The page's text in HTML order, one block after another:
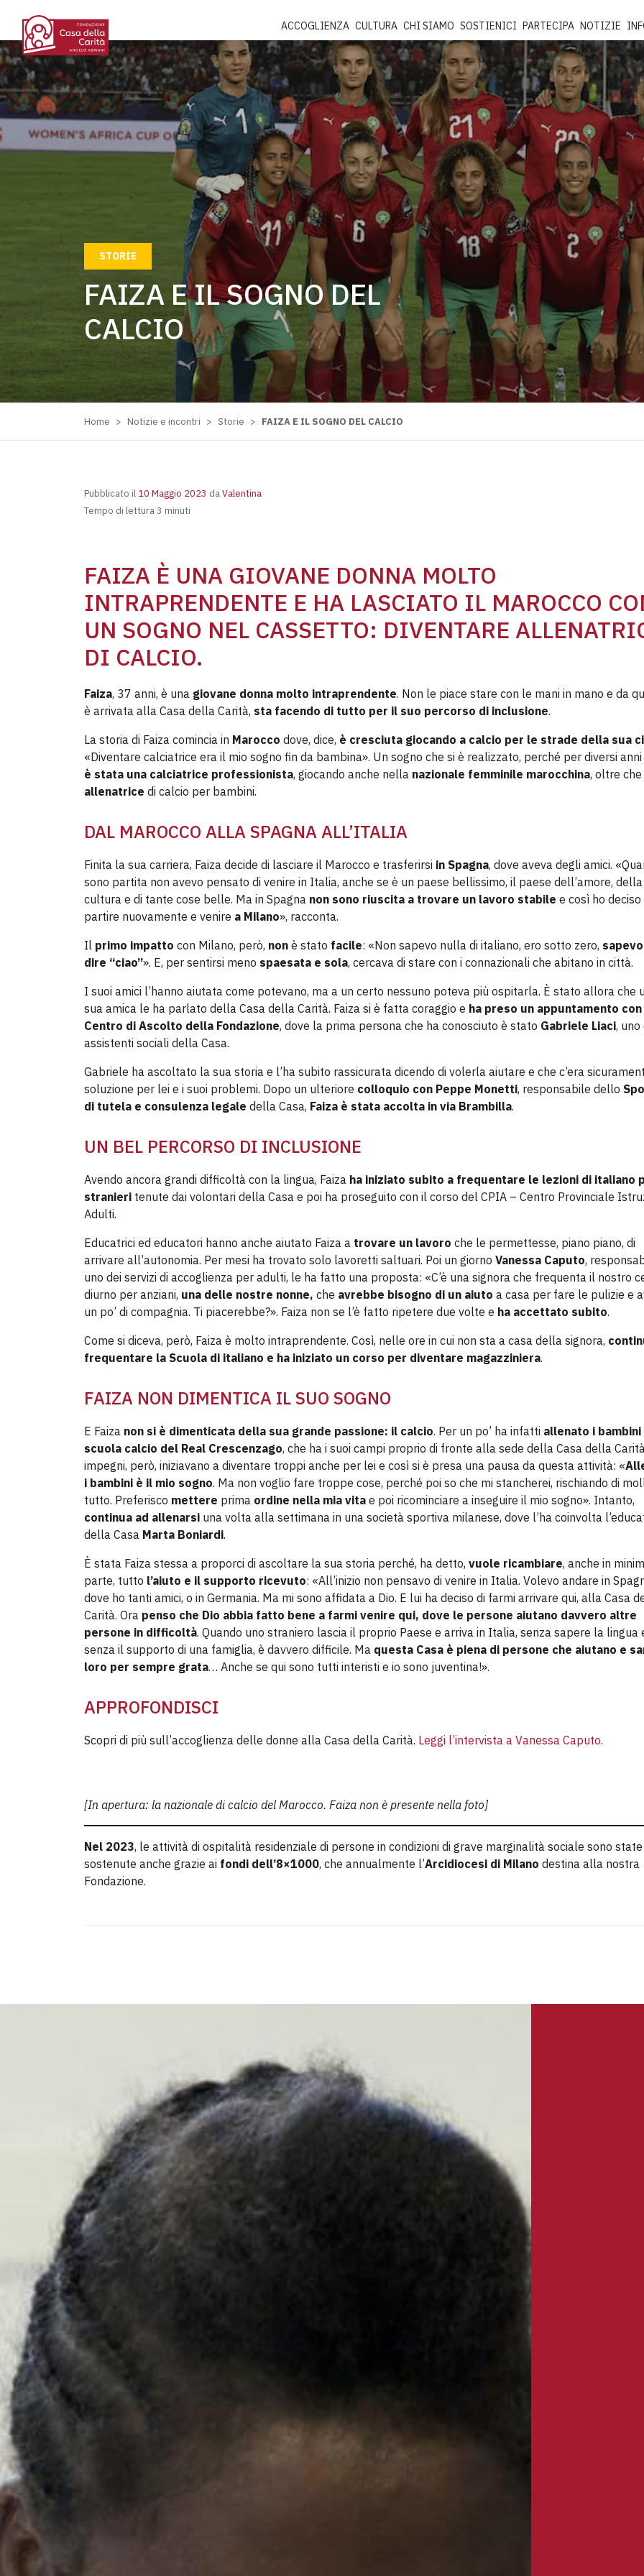
ACCOGLIENZA CULTURA CHI SIAMO SOSTIENICI PARTECIPA NOTIZIE
STORIE
FAIZA E IL SOGNO DEL
CALCIO
Home > Notizie e incontri > Storie > FAIZA E IL SOGNO DEL CALCIO
Pubblicato il 10 Maggio 2023 daValentina
Tempo di lettura 3 minuti
FAIZA È UNA GIOVANE DONNA MOLTO
INTRAPRENDENTE E HA LASCIATO IL MAROCCO
UN SOGNO NEL CASSETTO: DIVENTARE
DI CALCIO.
Faiza, 37 anni, è una giovane donna molto intraprendente. Non le piace stare con le mani in mano e da
è arrivata alla Casa della Carità, sta facendo di tutto per il suo percorso di inclusione.
La storia di Faiza comincia in Marocco dove, dice, è cresciuta giocando a calcio per le strade della sua
«Diventare calciatrice era il mio sogno fin da bambina». Un sogno che si è realizzato, perché per diversi anni
è stata una calciatrice professionista, giocando anche nella nazionale femminile marocchina, oltre che
allenatrice di calcio per bambini.
DAL MAROCCO ALLA SPAGNA ALL’ITALIA
Finita la sua carriera, Faiza decide di lasciare il Marocco e trasferirsi in Spagna, dove aveva degli amici.
sono partita non avevo pensato di venire in Italia, anche se è un paese bellissimo, il paese dell’amore, della
cultura e di tante cose belle. Ma in Spagna non sono riuscita a trovare un lavoro stabile e così ho deciso
partire nuovamente e venire a Milano», racconta.
Il primo impatto con Milano, però, non è stato facile: «Non sapevo nulla di italiano, ero sotto zero,
dire “ciao”». E, per sentirsi meno spaesata e sola, cercava di stare con i connazionali che abitano in città.
I suoi amici l’hanno aiutata come potevano, ma a un certo nessuno poteva più ospitarla. È stato allora che
sua amica le ha parlato della Casa della Carità. Faiza si è fatta coraggio e ha preso un appuntamento
Centro di Ascolto della Fondazione, dove la prima persona che ha conosciuto è stato Gabriele Liaci,
assistenti sociali della Casa.
Gabriele ha ascoltato la sua storia e l’ha subito rassicurata dicendo di volerla aiutare e che c’era
soluzione per lei e i suoi problemi. Dopo un ulteriore colloquio con Peppe Monetti, responsabile dello
di tutela e consulenza legale della Casa, Faiza è stata accolta in via Brambilla.
UN BEL PERCORSO DI INCLUSIONE
Avendo ancora grandi difficoltà con la lingua, Faiza ha iniziato subito a frequentare le lezioni di italiano
stranieri tenute dai volontari della Casa e poi ha proseguito con il corso del CPIA – Centro Provinciale
Adulti.
Educatrici ed educatori hanno anche aiutato Faiza a trovare un lavoro che le permettesse, piano piano, di
arrivare all’autonomia. Per mesi ha trovato solo lavoretti saltuari. Poi un giorno Vanessa Caputo,
uno dei servizi di accoglienza per adulti, le ha fatto una proposta: «C’è una signora che frequenta il nostro
diurno per anziani, una delle nostre nonne, che avrebbe bisogno di un aiuto a casa per fare le pulizie e
un po’ di compagnia. Ti piacerebbe?». Faiza non se l’è fatto ripetere due volte e ha accettato subito.
Come si diceva, però, Faiza è molto intraprendente. Così, nelle ore in cui non sta a casa della signora,
frequentare la Scuola di italiano e ha iniziato un corso per diventare magazziniera.
FAIZA NON DIMENTICA IL SUO SOGNO
E Faiza non si è dimenticata della sua grande passione: il calcio. Per un po’ ha infatti allenato i bambini
scuola calcio del Real Crescenzago, che ha i suoi campi proprio di fronte alla sede della Casa della
impegni, però, iniziavano a diventare troppi anche per lei e così si è presa una pausa da questa attività: «
i bambini è il mio sogno. Ma non voglio fare troppe cose, perché poi so che mi stancherei, rischiando di
tutto. Preferisco mettere prima ordine nella mia vita e poi ricominciare a inseguire il mio sogno». Intanto,
continua ad allenarsi una volta alla settimana in una società sportiva milanese, dove l’ha coinvolta
della Casa Marta Boniardi.
È stata Faiza stessa a proporci di ascoltare la sua storia perché, ha detto, vuole ricambiare, anche in
parte, tutto l’aiuto e il supporto ricevuto: «All’inizio non pensavo di venire in Italia. Volevo andare in
dove ho tanti amici, o in Germania. Ma mi sono affidata a Dio. E lui ha deciso di farmi arrivare qui, alla Casa
Carità. Ora penso che Dio abbia fatto bene a farmi venire qui, dove le persone aiutano davvero altre
persone in difficoltà. Quando uno straniero lascia il proprio Paese e arriva in Italia, senza sapere la lingua
senza il supporto di una famiglia, è davvero difficile. Ma questa Casa è piena di persone che aiutano e
loro per sempre grata… Anche se qui sono tutti interisti e io sono juventina!».
APPROFONDISCI
Scopri di più sull’accoglienza delle donne alla Casa della Carità. Leggi l’intervista a Vanessa Caputo.
[In apertura: la nazionale di calcio del Marocco. Faiza non è presente nella foto]
Nel 2023, le attività di ospitalità residenziale di persone in condizioni di grave marginalità sociale sono state
sostenute anche grazie ai fondi dell’8×1000, che annualmente l’Arcidiocesi di Milano destina alla nostra
Fondazione.